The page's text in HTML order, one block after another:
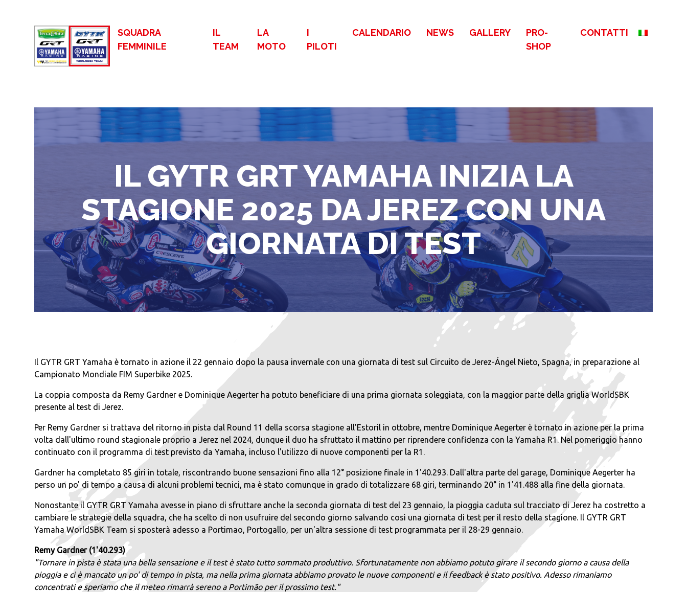
SQUADRA
FEMMINILE
IL
TEAM
LA
MOTO
I
PILOTI
CALENDARIO NEWS GALLERY
PRO-
SHOP
CONTATTI
IL GYTR GRT YAMAHA INIZIA LA
STAGIONE 2025 DA JEREZ CON UNA
GIORNATA DI TEST
Il GYTR GRT Yamaha è tornato in azione il 22 gennaio dopo la pausa invernale con una giornata di test sul Circuito de Jerez-Ángel Nieto, Spagna, in preparazione al
Campionato Mondiale FIM Superbike 2025.
La coppia composta da Remy Gardner e Dominique Aegerter ha potuto beneficiare di una prima giornata soleggiata, con la maggior parte della griglia WorldSBK
presente al test di Jerez.
Per Remy Gardner si trattava del ritorno in pista dal Round 11 della scorsa stagione all'Estoril in ottobre, mentre Dominique Aegerter è tornato in azione per la prima
volta dall'ultimo round stagionale proprio a Jerez nel 2024, dunque il duo ha sfruttato il mattino per riprendere confidenza con la Yamaha R1. Nel pomeriggio hanno
continuato con il programma di test previsto da Yamaha, incluso l'utilizzo di nuove componenti per la R1.
Gardner ha completato 85 giri in totale, riscontrando buone sensazioni fino alla 12° posizione finale in 1'40.293. Dall'altra parte del garage, Dominique Aegerter ha
perso un po' di tempo a causa di alcuni problemi tecnici, ma è stato comunque in grado di totalizzare 68 giri, terminando 20° in 1'41.488 alla fine della giornata.
Nonostante il GYTR GRT Yamaha avesse in piano di sfruttare anche la seconda giornata di test del 23 gennaio, la pioggia caduta sul tracciato di Jerez ha costretto a
cambiare le strategie della squadra, che ha scelto di non usufruire del secondo giorno salvando così una giornata di test per il resto della stagione. Il GYTR GRT
Yamaha WorldSBK Team si sposterà adesso a Portimao, Portogallo, per un'altra sessione di test programmata per il 28-29 gennaio.
Remy Gardner (1'40.293)
"Tornare in pista è stata una bella sensazione e il test è stato tutto sommato produttivo. Sfortunatamente non abbiamo potuto girare il secondo giorno a causa della
pioggia e ci è mancato un po' di tempo in pista, ma nella prima giornata abbiamo provato le nuove componenti e il feedback è stato positivo. Adesso rimaniamo
concentrati e speriamo che il meteo rimarrà sereno a Portimão per il prossimo test."